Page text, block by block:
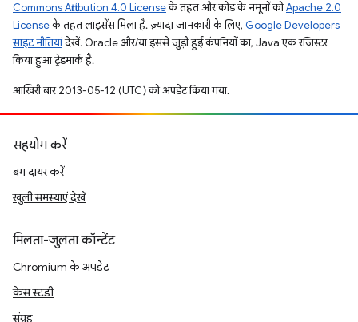
Commons Attribution 4.0 Licenseके तहत और कोड के नमूनों कोApache 2.0
Licenseके तहत लाइसेंस मिला है. ज़्यादा जानकारी के लिए, Google Developers
साइट नीतियांदेखें. Oracle और/या इससे जुड़ी हुई कंपनियों का, Java एक रजिस्टर
किया हुआ ट्रेडमार्क है.
आखिरी बार 2013-05-12 (UTC) को अपडेट किया गया.
सहयोग करें
बग दायर करें
खुली समस्याएं देखें
मिलता-जुलता कॉन्टेंट
Chromium के अपडेट
केस स्टडी
संग्रह